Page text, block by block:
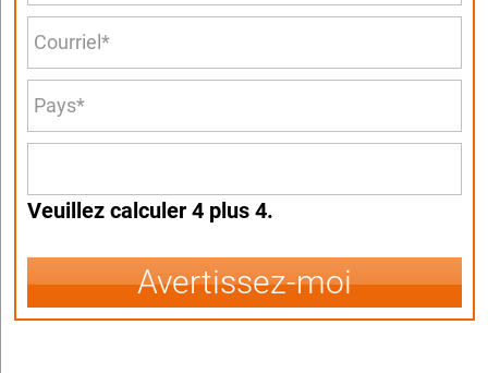
Veuillez calculer 4 plus 4.
Avertissez-moi